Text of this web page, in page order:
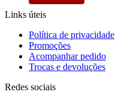
Links úteis
Política de privacidade
Promoções
Acompanhar pedido
Trocas e devoluções
Redes sociais